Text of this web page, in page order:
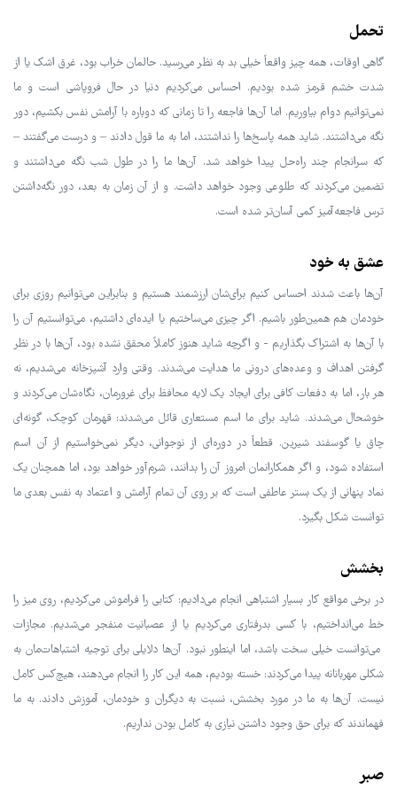
تحمل
گاهی اوقات، همه چیز واقعاً خیلی بد به نظر می‌رسید. حالمان خراب بود، غرق اشک یا از
شدت خشم قرمز شده بودیم. احساس می‌کردیم دنیا در حال فروپاشی است و ما
نمی‌توانیم دوام بیاوریم. اما آن‌ها فاجعه را تا زمانی که دوباره با آرامش نفس بکشیم، دور
نگه می‌داشتند. شاید همه پاسخ‌ها را نداشتند، اما به ما قول دادند – و درست می‌گفتند –
که سرانجام چند راه‌حل پیدا خواهد شد. آن‌ها ما را در طول شب نگه می‌داشتند و
تضمین می‌کردند که طلوعی وجود خواهد داشت. و از آن زمان به بعد، دور نگه‌داشتن
ترس فاجعه‌آمیز کمی آسان‌تر شده است.
عشق به خود
آن‌ها باعث شدند احساس کنیم برای‌شان ارزشمند هستیم و بنابراین می‌توانیم روزی برای
خودمان هم همین‌طور باشیم. اگر چیزی می‌ساختیم یا ایده‌ای داشتیم، می‌توانستیم آن را
با آن‌ها به اشتراک بگذاریم - و اگرچه شاید هنوز کاملاً محقق نشده بود، آن‌ها با در نظر
گرفتن اهداف و وعده‌های درونی ما هدایت می‌شدند. وقتی وارد آشپزخانه می‌شدیم، نه
هر بار، اما به دفعات کافی برای ایجاد یک لایه محافظ برای غرورمان، نگاه‌شان می‌کردند و
خوشحال می‌شدند. شاید برای ما اسم مستعاری قائل می‌شدند: قهرمان کوچک، گونه‌ای
چاق یا گوسفند شیرین. قطعاً در دوره‌ای از نوجوانی، دیگر نمی‌خواستیم از آن اسم
استفاده شود، و اگر همکارانمان امروز آن را بدانند، شرم‌آور خواهد بود، اما همچنان یک
نماد پنهانی از یک بستر عاطفی است که بر روی آن تمام آرامش و اعتماد به نفس بعدی ما
توانست شکل بگیرد.
بخشش
در برخی مواقع کار بسیار اشتباهی انجام می‌دادیم: کتابی را فراموش می‌کردیم، روی میز را
خط می‌انداختیم، با کسی بدرفتاری می‌کردیم یا از عصبانیت منفجر می‌شدیم. مجازات
می‌توانست خیلی سخت باشد، اما اینطور نبود. آن‌ها دلایلی برای توجیه اشتباهات‌مان به
شکلی مهربانانه پیدا می‌کردند: خسته بودیم، همه این کار را انجام می‌دهند، هیچ‌کس کامل
نیست. آن‌ها به ما در مورد بخشش، نسبت به دیگران و خودمان، آموزش دادند. به ما
فهماندند که برای حق وجود داشتن نیازی به کامل بودن نداریم.
صبر